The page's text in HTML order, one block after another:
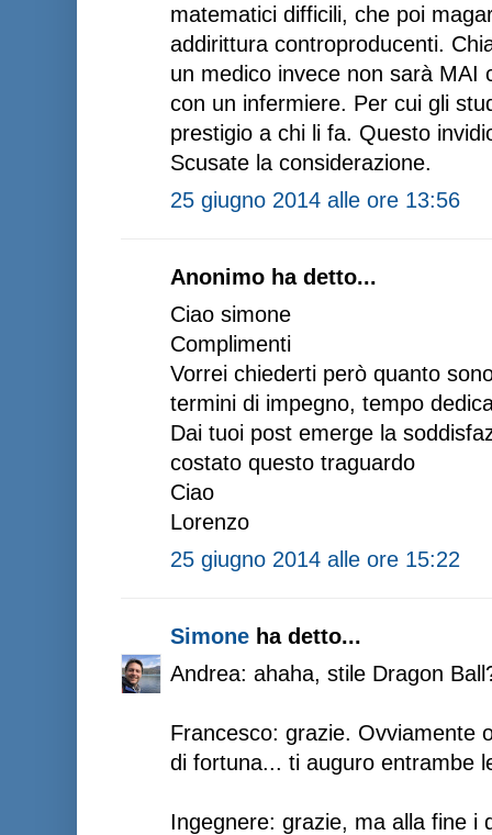
matematici difficili, che poi
addirittura controproducenti.
un medico invece non sarà MAI
con un infermiere. Per cui gli
prestigio a chi li fa. Questo
Scusate la considerazione.
25 giugno 2014 alle ore 13:56
Anonimo ha detto...
Ciao simone
Complimenti
Vorrei chiederti però quanto
termini di impegno, tempo
Dai tuoi post emerge la
costato questo traguardo
Ciao
Lorenzo
25 giugno 2014 alle ore 15:22
Simone ha detto...
Andrea: ahaha, stile Dragon
Francesco: grazie. Ovviamente
di fortuna... ti auguro entrambe
Ingegnere: grazie, ma alla fine i